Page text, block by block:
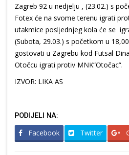
Zagreb 92 u nedjelju , (23.02.) s
Fotex će na svome terenu igrati
utakmice posljednjeg kola će se
(Subota, 29.03.) s početkom u
gostovati u Zagrebu kod Futsal
Otočcu igrati protiv MNK”Otočac”.
IZVOR: LIKA AS
PODIJELI NA:
Facebook Twitter